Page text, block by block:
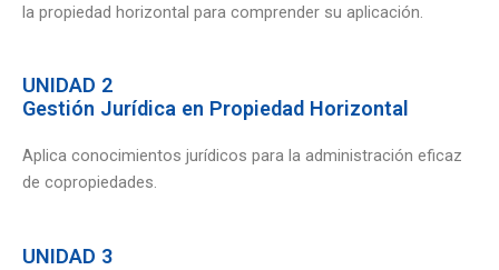
la propiedad horizontal para comprender su aplicación.
UNIDAD 2
Gestión Jurídica en Propiedad Horizontal
Aplica conocimientos jurídicos para la administración eficaz
de copropiedades.
UNIDAD 3